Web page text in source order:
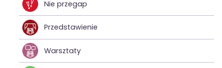
Nie przegap
Przedstawienie
Warsztaty